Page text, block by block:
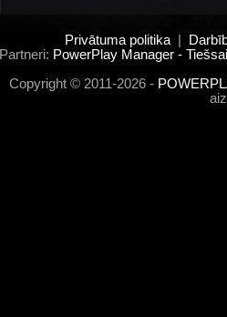
Privātuma politika|
Partneri: PowerPlay Manager -
Copyright © 2011-2026 -